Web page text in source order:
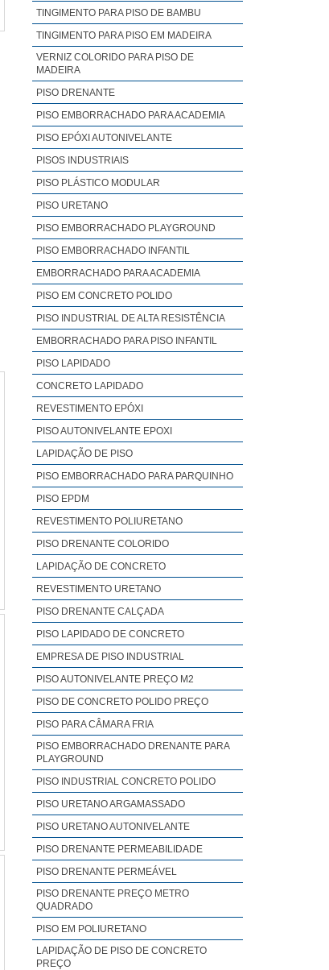
TINGIMENTO PARA PISO DE BAMBU
TINGIMENTO PARA PISO EM MADEIRA
VERNIZ COLORIDO PARA PISO DE
MADEIRA
PISO DRENANTE
PISO EMBORRACHADO PARA ACADEMIA
PISO EPÓXI AUTONIVELANTE
PISOS INDUSTRIAIS
PISO PLÁSTICO MODULAR
PISO URETANO
PISO EMBORRACHADO PLAYGROUND
PISO EMBORRACHADO INFANTIL
EMBORRACHADO PARA ACADEMIA
PISO EM CONCRETO POLIDO
PISO INDUSTRIAL DE ALTA RESISTÊNCIA
EMBORRACHADO PARA PISO INFANTIL
PISO LAPIDADO
CONCRETO LAPIDADO
REVESTIMENTO EPÓXI
PISO AUTONIVELANTE EPOXI
LAPIDAÇÃO DE PISO
PISO EMBORRACHADO PARA PARQUINHO
PISO EPDM
REVESTIMENTO POLIURETANO
PISO DRENANTE COLORIDO
LAPIDAÇÃO DE CONCRETO
REVESTIMENTO URETANO
PISO DRENANTE CALÇADA
PISO LAPIDADO DE CONCRETO
EMPRESA DE PISO INDUSTRIAL
PISO AUTONIVELANTE PREÇO M2
PISO DE CONCRETO POLIDO PREÇO
PISO PARA CÂMARA FRIA
PISO EMBORRACHADO DRENANTE PARA
PLAYGROUND
PISO INDUSTRIAL CONCRETO POLIDO
PISO URETANO ARGAMASSADO
PISO URETANO AUTONIVELANTE
PISO DRENANTE PERMEABILIDADE
PISO DRENANTE PERMEÁVEL
PISO DRENANTE PREÇO METRO
QUADRADO
PISO EM POLIURETANO
LAPIDAÇÃO DE PISO DE CONCRETO
PREÇO